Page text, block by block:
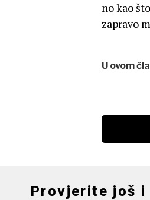
no kao
zapravo
U ovom
Provjerite još i